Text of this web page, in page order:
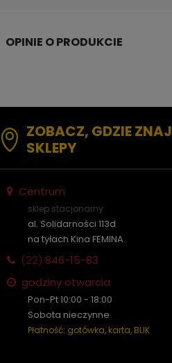
ZOBACZ, GDZIE
SKLEPY
Centrum
sklep stacjonarny
al. Solidarności 113d
na tyłach Kina FEMINA
(22) 846-15-83
godziny otwarcia
Pon-Pt 10:00 - 18:00
Sobota nieczynne
Płatność: gotówka, karta, BLIK